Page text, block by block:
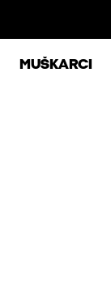
MUŠKARCI